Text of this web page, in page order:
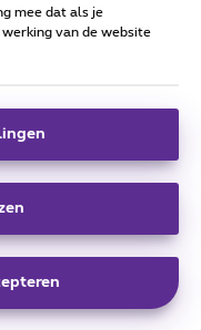
conform het
mee dat als je
van de website